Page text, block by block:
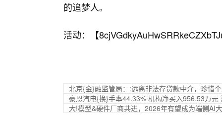
的追梦人。
活动：【
北京{金}融监管局：:远离非法存贷款中介，珍惜
豪恩汽电{换}手率44.33% 机构净买入956.53万
大!模型&硬件厂商共进，2026年有望成为端侧AI